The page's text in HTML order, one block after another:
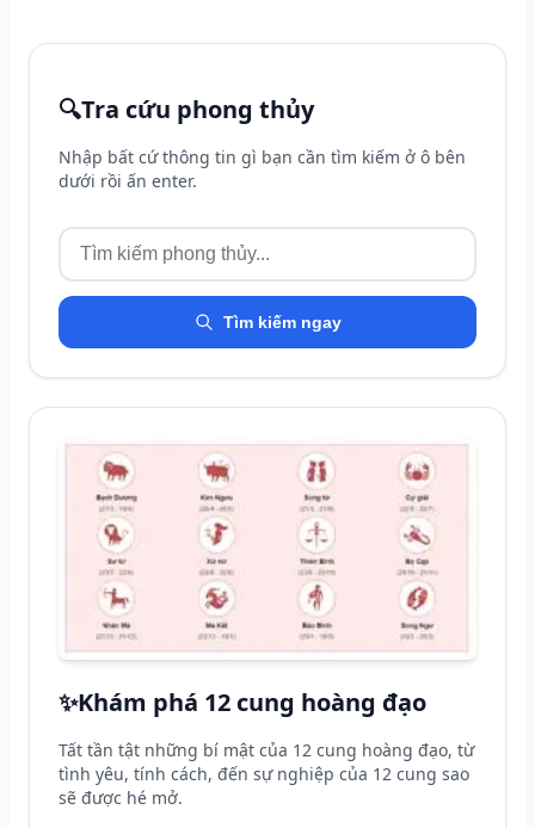
🔍Tra cứu phong thủy
Nhập bất cứ thông tin gì bạn cần tìm kiếm ở ô bên
dưới rồi ấn enter.
Tìm kiếm ngay
✨Khám phá 12 cung hoàng đạo
Tất tần tật những bí mật của 12 cung hoàng đạo, từ
tình yêu, tính cách, đến sự nghiệp của 12 cung sao
sẽ được hé mở.